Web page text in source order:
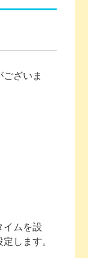
ざいま
イムを設
します。